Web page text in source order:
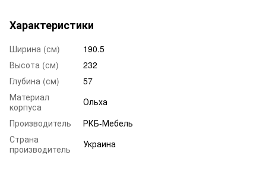
Характеристики
Ширина (см)
190.5
Высота (см)
232
Глубина (см)
57
Материал
корпуса
Ольха
Производитель
РКБ-Мебель
Страна
производитель
Украина